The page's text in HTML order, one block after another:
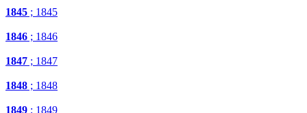
1845 ; 1845
1846 ; 1846
1847 ; 1847
1848 ; 1848
1849 ; 1849